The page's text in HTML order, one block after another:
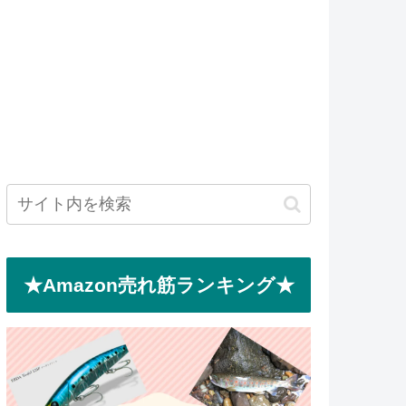
★Amazon売れ筋ランキング★